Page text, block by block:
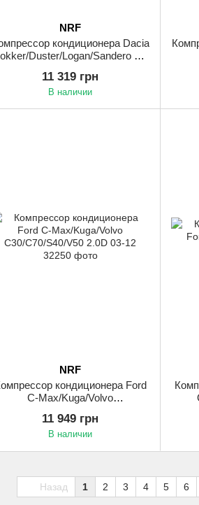
NRF
кондиционера Dacia
Duster/Logan/Sandero 1.5
11 319 грн
В наличии
NRF
кондиционера Ford
C-Max/Kuga/Volvo
11 949 грн
В наличии
Назад 1 2 3 4 5 6